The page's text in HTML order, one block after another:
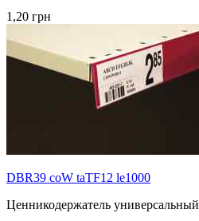
1,20 грн
DBR39 coW taTF12 le1000
Ценникодержатель универсальный